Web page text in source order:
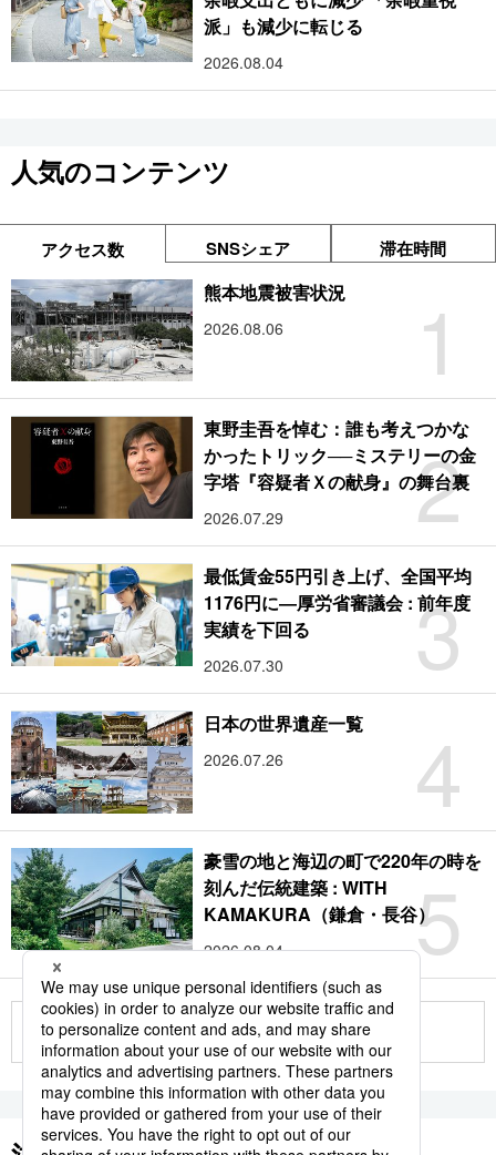
派」も減少に転じる
2026.08.04
人気のコンテンツ
アクセス数 SNSシェア 滞在時間
1
熊本地震被害状況
2026.08.06
2
東野圭吾を悼む：誰も考えつかな
かったトリック──ミステリーの金
字塔『容疑者Ｘの献身』の舞台裏
2026.07.29
3
最低賃金55円引き上げ、全国平均
1176円に―厚労省審議会 : 前年度
実績を下回る
2026.07.30
4
日本の世界遺産一覧
2026.07.26
5
豪雪の地と海辺の町で220年の時を
刻んだ伝統建築 : WITH
KAMAKURA（鎌倉・長谷）
2026.08.04
もっと見る